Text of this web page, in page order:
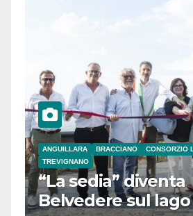
ANGUILLARA BRACCIANO
CONSORZIO
TREVIGNANO
“La sedia” diventa
Belvedere sul